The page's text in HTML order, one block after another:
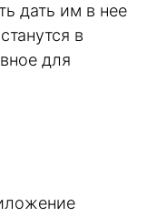
дать им в нее
в
для